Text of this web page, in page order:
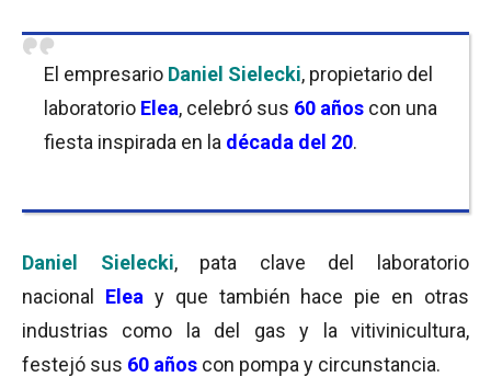
El empresario Daniel Sielecki, propietario del
laboratorio Elea, celebró sus 60 años con una
fiesta inspirada en la década del 20.
Daniel Sielecki, pata clave del laboratorio
nacional Elea y que también hace pie en otras
industrias como la del gas y la vitivinicultura,
festejó sus 60 años con pompa y circunstancia.